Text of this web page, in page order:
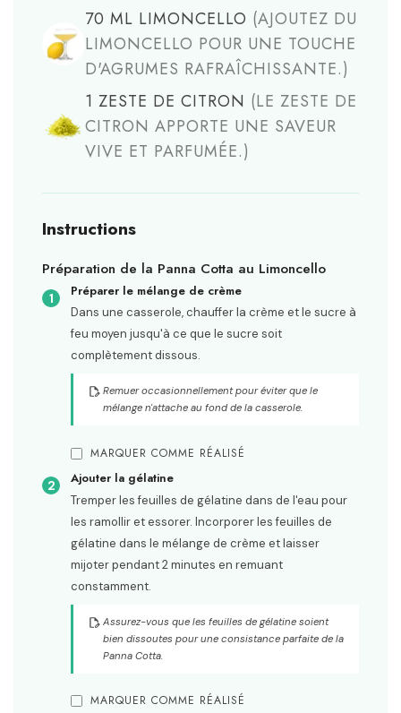
70 ML LIMONCELLO (AJOUTEZ DU
LIMONCELLO POUR UNE TOUCHE
D'AGRUMES RAFRAÎCHISSANTE.)
1 ZESTE DE CITRON (LE ZESTE DE
CITRON APPORTE UNE SAVEUR
VIVE ET PARFUMÉE.)
Instructions
Préparation de la Panna Cotta au Limoncello
Préparer le mélange de crème
Dans une casserole, chauffer la crème et le sucre à
feu moyen jusqu'à ce que le sucre soit
complètement dissous.
Remuer occasionnellement pour éviter que le
mélange n'attache au fond de la casserole.
MARQUER COMME RÉALISÉ
Ajouter la gélatine
Tremper les feuilles de gélatine dans de l'eau pour
les ramollir et essorer. Incorporer les feuilles de
gélatine dans le mélange de crème et laisser
mijoter pendant 2 minutes en remuant
constamment.
Assurez-vous que les feuilles de gélatine soient
bien dissoutes pour une consistance parfaite de la
Panna Cotta.
MARQUER COMME RÉALISÉ